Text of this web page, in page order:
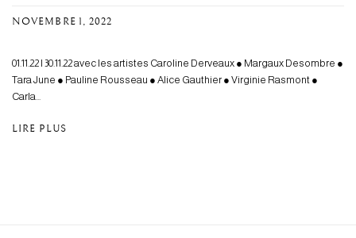
NOVEMBRE 1, 2022
01.11.22 I 30.11.22 avec les artistes Caroline Derveaux ● Margaux Desombre ●
Tara June ● Pauline Rousseau ● Alice Gauthier ● Virginie Rasmont ●
Carla...
LIRE PLUS